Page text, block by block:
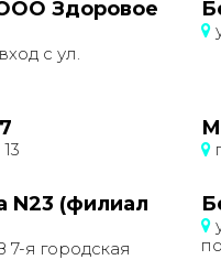
Здоровое
с ул.
N23 (филиал
7-я городская